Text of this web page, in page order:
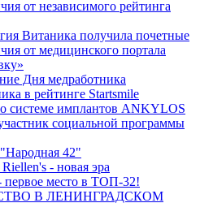
от независимого рейтинга
Витаника получила почетные
от медицинского портала
Дня медработника
в рейтинге Startsmile
системе имплантов ANKYLOS
социальной программы
42"
- новая эра
первое место в ТОП-32!
В ЛЕНИНГРАДСКОМ